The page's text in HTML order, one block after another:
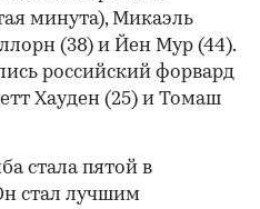
минута), Микаэль
(38) и Йен Мур (44).
российский форвард
Хауден (25) и Томаш
стала пятой в
стал лучшим